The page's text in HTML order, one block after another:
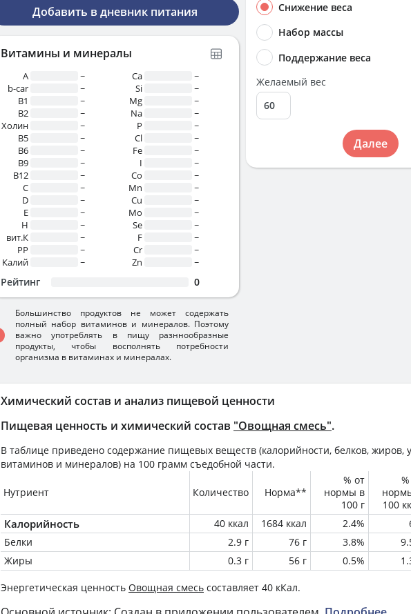
Химический состав и анализ пищевой ценности
Пищевая ценность и химический состав "Овощная смесь".
В таблице приведено содержание пищевых веществ (калорийности, белков, жиров,
витаминов и минералов) на 100 грамм съедобной части.
Нутриент Количество Норма**
% от
нормы в
100 г
100
Калорийность 40 ккал 1684 ккал 2.4%
Белки
2.9 г 76 г 3.8%
Жиры
0.3 г 56 г 0.5%
Энергетическая ценность Овощная смесь составляет 40 кКал.
Добавить в дневник питания
Витамины и минералы
A
~
b-car
~
В1
~
B2
~
Холин
~
B5
~
B6
~
B9
~
B12
~
C
~
D
~
E
~
H
~
вит.К
~
PP
~
Калий
~
Ca
~
Si
~
Mg
~
Na
~
P
~
Cl
~
Fe
~
I
~
Co
~
Mn
~
Cu
~
Mo
~
Se
~
F
~
Cr
~
Zn
~
Рейтинг 0
Большинство продуктов не может содержать
полный набор витаминов и минералов. Поэтому
важно употреблять в пищу разннообразные
продукты, чтобы восполнять потребности
организма в витаминах и минералах.
Снижение веса
Набор массы
Поддержание веса
Желаемый вес
Далее